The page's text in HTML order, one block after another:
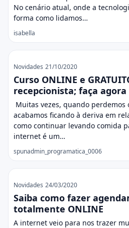
No cenário atual, onde a
forma como lidamos…
isabella
Novidades 21/10/2020
Curso ONLINE e
recepcionista; faça
Muitas vezes, quando perdemos
acabamos ficando à deriva em
como continuar levando comida
internet é um…
spunadmin_programatica_0006
Novidades 24/03/2020
Saiba como fazer
totalmente ONLINE
A internet veio para nos trazer